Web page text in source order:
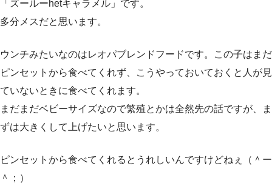
「ズールーhetキャラメル」です。
多分メスだと思います。
ウンチみたいなのはレオパブレンドフードです。この子はまだ
ピンセットから食べてくれず、こうやっておいておくと人が見
ていないときに食べてくれます。
まだまだベビーサイズなので繁殖とかは全然先の話ですが、ま
ずは大きくして上げたいと思います。
ピンセットから食べてくれるとうれしいんですけどねぇ（＾ー
＾；）